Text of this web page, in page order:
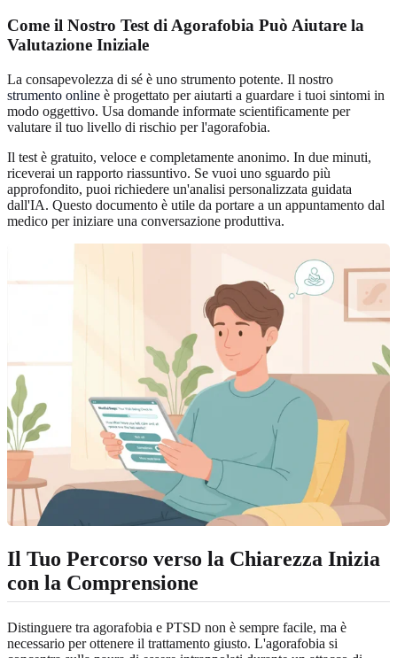
Come il Nostro Test di Agorafobia Può Aiutare la
Valutazione Iniziale
La consapevolezza di sé è uno strumento potente. Il nostro
strumento online è progettato per aiutarti a guardare i tuoi sintomi in
modo oggettivo. Usa domande informate scientificamente per
valutare il tuo livello di rischio per l'agorafobia.
Il test è gratuito, veloce e completamente anonimo. In due minuti,
riceverai un rapporto riassuntivo. Se vuoi uno sguardo più
approfondito, puoi richiedere un'analisi personalizzata guidata
dall'IA. Questo documento è utile da portare a un appuntamento dal
medico per iniziare una conversazione produttiva.
Il Tuo Percorso verso la Chiarezza Inizia
con la Comprensione
Distinguere tra agorafobia e PTSD non è sempre facile, ma è
necessario per ottenere il trattamento giusto. L'agorafobia si